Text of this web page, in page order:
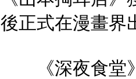
後正式在漫畫界
《深夜食堂》